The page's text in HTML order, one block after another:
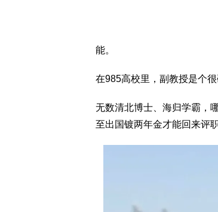
能。
在985高校里，副教授是个很
无数清北博士、海归学霸，
至出国镀两年金才能回来评职